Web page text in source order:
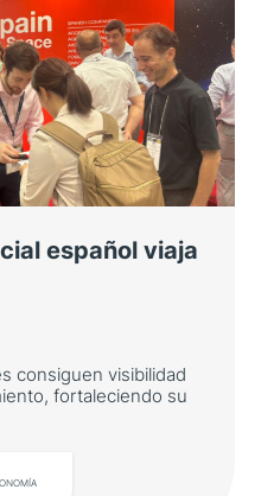
Exteriores
de
Pacífico en
una mesa
asiática organizada
español viaja
consiguen visibilidad
fortaleciendo su